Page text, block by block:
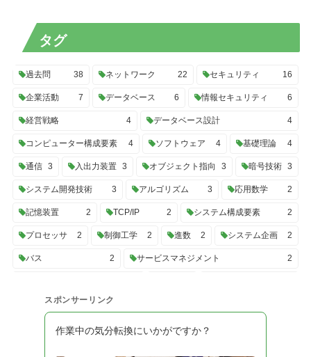
タグ
過去問 38 ネットワーク 22 セキュリティ 16
企業活動 7 データベース 6 情報セキュリティ 6
経営戦略 4 データベース設計 4
コンピューター構成要素 4 ソフトウェア 4 基礎理論 4
通信 3 入出力装置 3 オブジェクト指向 3 暗号技術 3
システム開発技術 3 アルゴリズム 3 応用数学 2
記憶装置 2 TCP/IP 2 システム構成要素 2
プロセッサ 2 制御工学 2 進数 2 システム企画 2
バス 2 サービスマネジメント 2
2 SQL
システム構成 2 高信頼化
スポンサーリンク
作業中の気分転換にいかがですか？